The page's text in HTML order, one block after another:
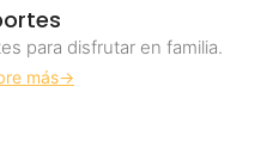
para disfrutar en familia.
más->